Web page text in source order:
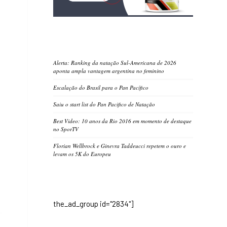
Alerta: Ranking da natação Sul-Americana de 2026
aponta ampla vantagem argentina no feminino
Escalação do Brasil para o Pan Pacífico
Saiu o start list do Pan Pacifico de Natação
Best Video: 10 anos da Rio 2016 em momento de destaque
no SporTV
Florian Wellbrock e Ginevra Taddeucci repetem o ouro e
levam os 5K do Europeu
the_ad_group id="2834"]